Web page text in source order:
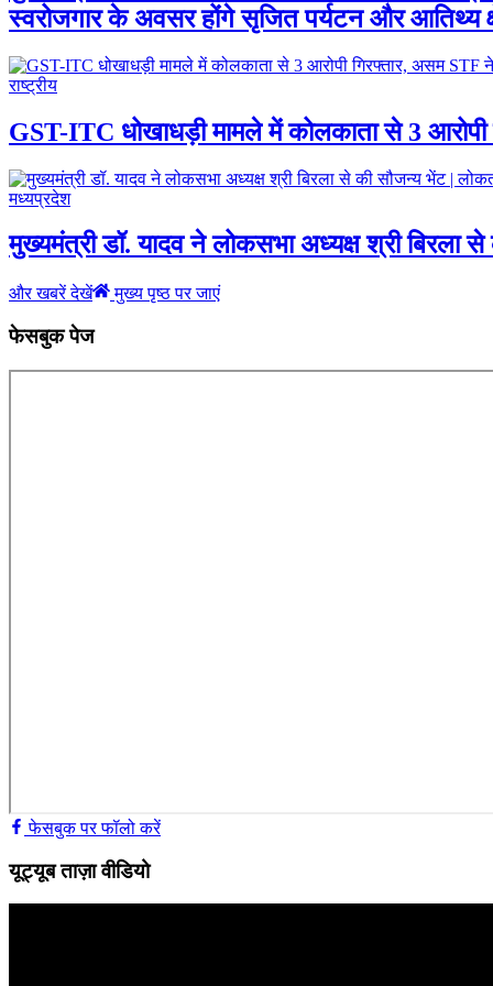
स्वरोजगार के अवसर होंगे सृजित पर्यटन और आतिथ्य
राष्ट्रीय
GST-ITC धोखाधड़ी मामले में कोलकाता से 3 आरोपी
मध्यप्रदेश
मुख्यमंत्री डॉ. यादव ने लोकसभा अध्यक्ष श्री बिरला
और खबरें देखें मुख्य पृष्ठ पर जाएं
फेसबुक पेज
फेसबुक पर फॉलो करें
यूट्यूब ताज़ा वीडियो